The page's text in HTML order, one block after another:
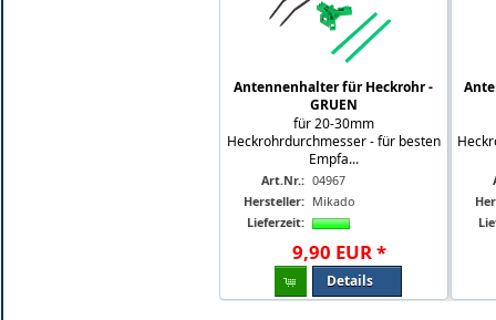
Antennenhalter für Heckrohr -
GRUEN
für 20-30mm
Heckrohrdurchmesser - für besten
Empfa...
Art.Nr.: 04967
Hersteller: Mikado
Lieferzeit:
9,90 EUR*
Details